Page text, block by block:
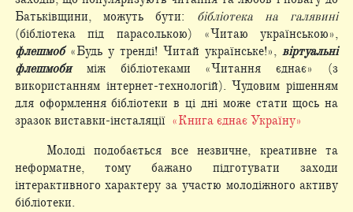
Батьківщини, можуть бути: бібліотека на галявині
(бібліотека під парасолькою) «Читаю українською»,
флешмоб«Будь у тренді! Читай українське!»,віртуальні
флешмобиміж бібліотеками «Читання єднає» (з
використанням інтернет-технологій). Чудовим рішенням
для оформлення бібліотеки в ці дні може стати щось на
зразок виставки-інсталяції «Книга єднає Україну»
Молоді подобається все незвичне, креативне та
неформатне, тому бажано підготувати заходи
інтерактивного характеру за участю молодіжного активу
бібліотеки.